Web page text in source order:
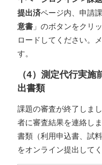
提出済ページ内、申請
意書」のボタンをクリ
ロードしてください。
す。
（4）測定代行実
出書類
課題の審査が終了しま
者に審査結果を連絡し
書類（利用申込書、試
をオンライン提出してく